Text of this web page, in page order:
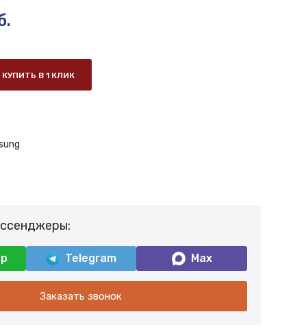
КУПИТЬ В 1 КЛИК
Telegram Max
Заказать звонок